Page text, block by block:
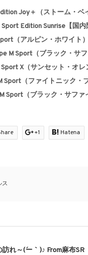
Joy＋（ストーム・ベ
Sport Edition Sunrise【国
（アルピン・ホワイト）
M Sport（ブラック・サフ
Sport X（サンセット・オレ
Sport（ファイトニック・
Sport（ブラック・サファ
+1 Hatena
ス
訪れ～(´ー｀)♪ From麻布SR